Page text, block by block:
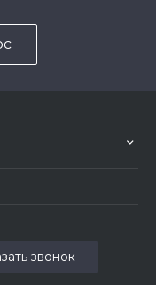
звонок